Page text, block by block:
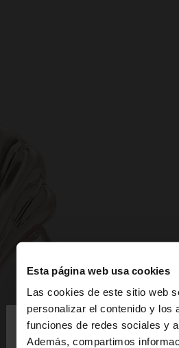
Esta página web usa cookies
Las cookies de este sitio web
personalizar el contenido y los
funciones de redes sociales y
Además, compartimos
hola